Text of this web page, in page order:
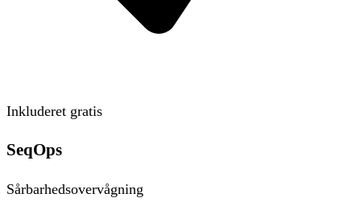
Inkluderet gratis
SeqOps
Sårbarhedsovervågning